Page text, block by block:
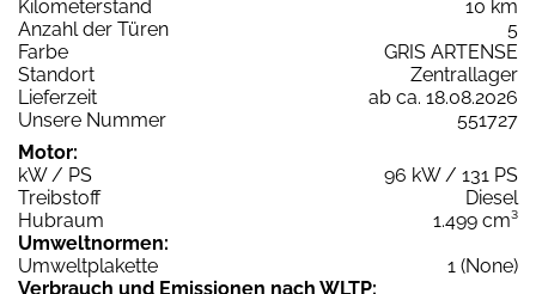
Kilometerstand
10 km
Anzahl der Türen
5
Farbe
GRIS ARTENSE
Standort
Zentrallager
Lieferzeit
ab ca. 18.08.2026
Unsere Nummer
551727
Motor:
kW / PS
96 kW / 131 PS
Treibstoff
Diesel
Hubraum
1.499 cm³
Umweltnormen:
Umweltplakette
1 (None)
Verbrauch und Emissionen nach WLTP: